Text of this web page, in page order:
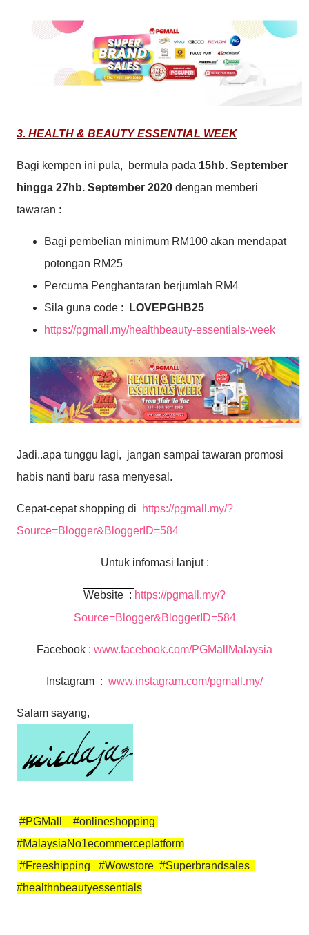
3. HEALTH & BEAUTY ESSENTIAL WEEK
Bagi kempen ini pula, bermula pada 15hb. September
hingga 27hb. September 2020 dengan memberi
tawaran :
Bagi pembelian minimum RM100 akan mendapat
potongan RM25
Percuma Penghantaran berjumlah RM4
Sila guna code :
LOVEPGHB25
https://pgmall.my/healthbeauty-essentials-week
Jadi..apa tunggu lagi, jangan sampai tawaran promosi
habis nanti baru rasa menyesal.
Cepat-cepat shopping di
https://pgmall.my/?
Source=Blogger&BloggerID=584
Untuk infomasi lanjut :
Website : https://pgmall.my/?
Source=Blogger&BloggerID=584
Facebook : www.facebook.com/PGMallMalaysia
Instagram : www.instagram.com/pgmall.my/
Salam sayang,
#PGMall #onlineshopping
#MalaysiaNo1ecommerceplatform
#Freeshipping #Wowstore #Superbrandsales
#healthnbeautyessentials